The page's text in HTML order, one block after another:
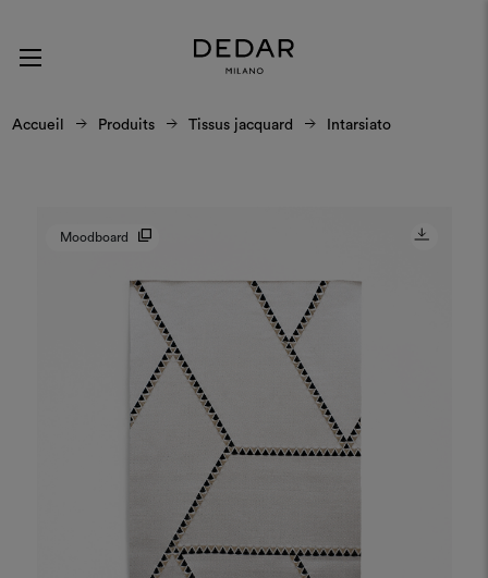
Accueil Produits Tissus jacquard Intarsiato
Moodboard